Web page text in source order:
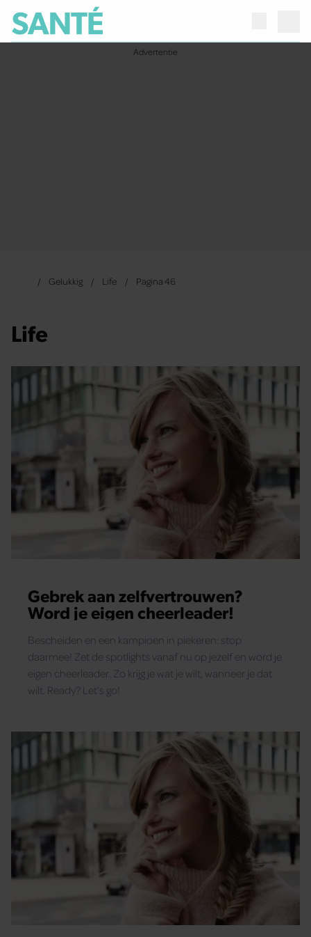
Gelukkig Life Pagina 46
Life
Gebrek aan zelfvertrouwen?
Word je eigen cheerleader!
Bescheiden en een kampioen in piekeren: stop
daarmee! Zet de spotlights vanaf nu op jezelf en word je
eigen cheerleader. Zo krijg je wat je wilt, wanneer je dat
wilt. Ready? Let’s go!